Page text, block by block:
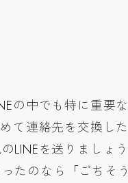
の中でも特に重要
て連絡先を交換し
LINEを送りましょ
たのなら「ごちそう